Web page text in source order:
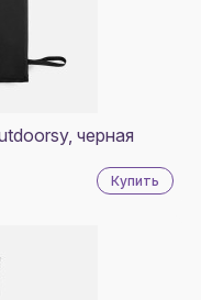
черная
Купить